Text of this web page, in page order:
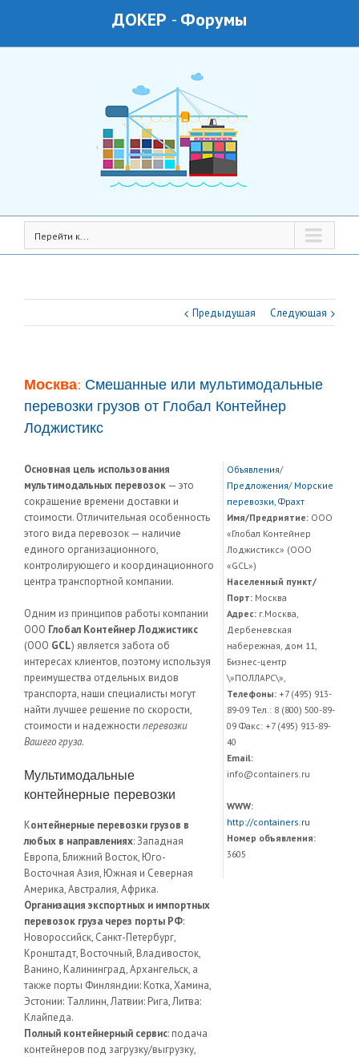
ДОКЕР - Форумы
Перейти к...
Предыдущая Следующая
Москва: Смешанные или мультимодальные
перевозки грузов от Глобал Контейнер
Лоджистикс
Основная цель использования
мультимодальных перевозок — это
сокращение времени доставки и
стоимости. Отличительная особенность
этого вида перевозок — наличие
единого организационного,
контролирующего и координационного
центра транспортной компании.
Одним из принципов работы компании
ООО Глобал Контейнер Лоджистикс
(ООО GCL) является забота об
интересах клиентов, поэтому используя
преимущества отдельных видов
транспорта, наши специалисты могут
найти лучшее решение по скорости,
стоимости и надежности перевозки
Вашего груза.
Мультимодальные
контейнерные перевозки
Контейнерные перевозки грузов в
любых в направлениях: Западная
Европа, Ближний Восток, Юго-
Восточная Азия, Южная и Северная
Америка, Австралия, Африка.
Организация экспортных и импортных
перевозок груза через порты РФ:
Новороссийск, Санкт-Петербург,
Кронштадт, Восточный, Владивосток,
Ванино, Калининград, Архангельск, а
также порты Финляндии: Котка, Хамина,
Эстонии: Таллинн, Латвии: Рига, Литва:
Клайпеда.
Полный контейнерный сервис: подача
контейнеров под загрузку/выгрузку,
Объявления/
Предложения/ Морские
перевозки, Фрахт
Имя/Предриятие:ООО
«Глобал Контейнер
Лоджистикс» (ООО
«GCL»)
Населенный пункт/
Порт:Москва
Адрес:г.Москва,
Дербеневская
набережная, дом 11,
Бизнес-центр
\»ПОЛЛАРС\»,
Телефоны:+7 (495) 913-
89-09 Тел.: 8 (800) 500-89-
09 Факс: +7 (495) 913-89-
40
Email:
info@containers.ru
WWW:
http://containers.ru
Номер объявления:
3605